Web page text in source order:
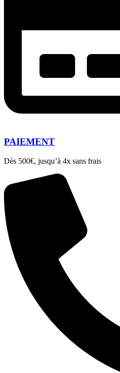
PAIEMENT
Dès 500€, jusqu’à 4x sans frais